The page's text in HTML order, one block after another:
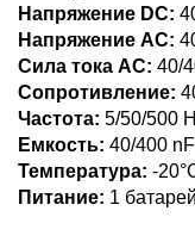
Напряжение DC:
Напряжение AC:
Сила тока AC: 40/
Сопротивление:
Частота: 5/50/500
Емкость: 40/400
Температура: -
Питание: 1